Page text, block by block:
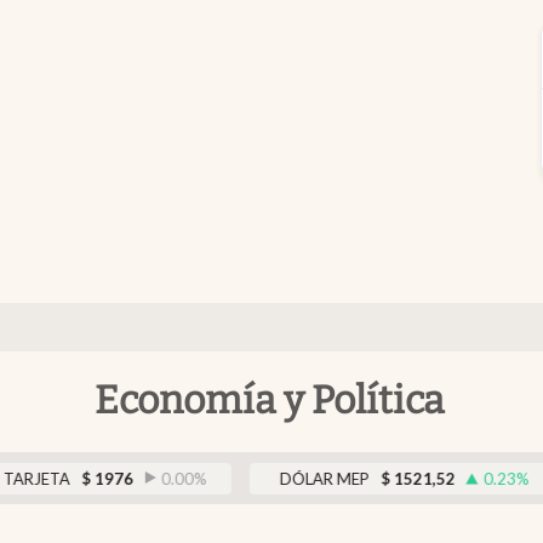
Economía y Política
$1976 0.00% DÓLAR MEP $1521,52 0.23%